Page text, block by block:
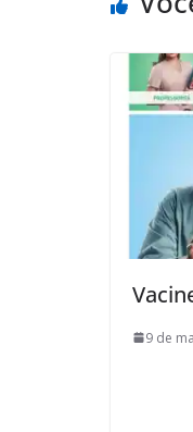
9 de